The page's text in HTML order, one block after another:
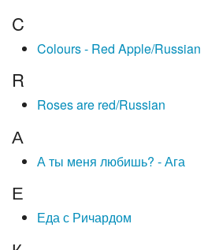
C
Colours - Red Apple/Russian
R
Roses are red/Russian
А
А ты меня любишь? - Ага
Е
Еда с Ричардом